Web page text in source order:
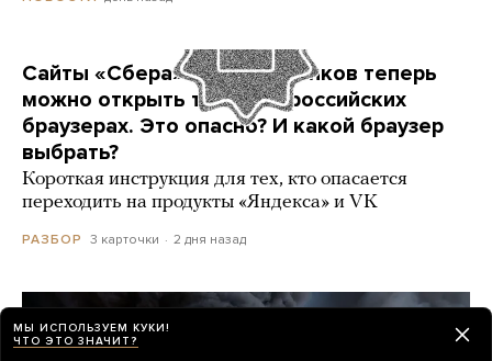
Сайты «Сбера» и других банков теперь
можно открыть только в российских
браузерах. Это опасно? И какой браузер
выбрать?
Короткая инструкция для тех, кто опасается
переходить на продукты «Яндекса» и VK
РАЗБОР 3 карточки 2 дня назад
МЫ ИСПОЛЬЗУЕМ КУКИ!
ЧТО ЭТО ЗНАЧИТ?